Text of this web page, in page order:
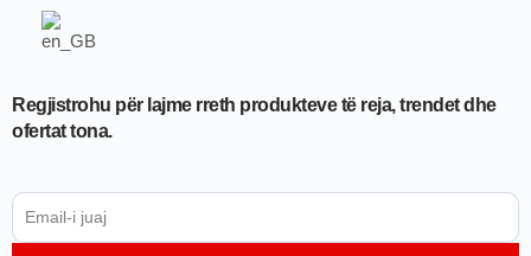
Regjistrohu për lajme rreth produkteve të reja, trendet dhe
ofertat tona.